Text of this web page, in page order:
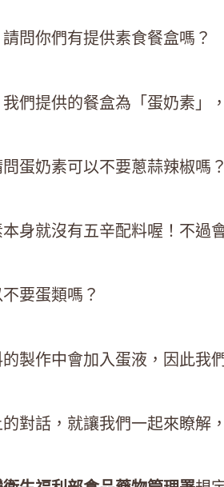
請問你們有提供素食餐盒嗎？
我們提供的餐盒為「蛋奶素」
問蛋奶素可以不要蔥蒜辣椒嗎？
本身就沒有五辛配料喔！不過
不要蛋類嗎？
的製作中會加入蛋液，因此我
對話，就讓我們一起來瞭解